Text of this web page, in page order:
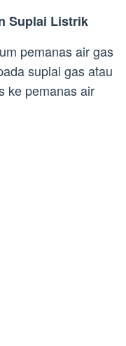
Suplai Listrik
pemanas air gas
suplai gas atau
ke pemanas air